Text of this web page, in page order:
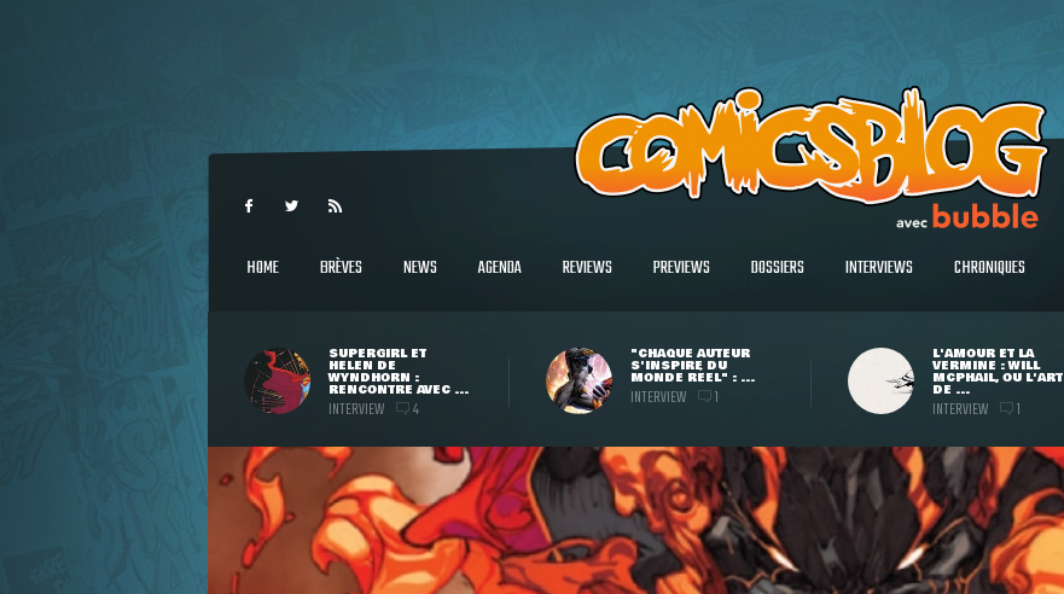
HOME BRÈVES NEWS AGENDA REVIEWS PREVIEWS DOSSIERS INTERVIEWS CHRONIQUES
SUPERGIRL ET
HELEN DE
WYNDHORN :
RENCONTRE AVEC ...
INTERVIEW 4
"CHAQUE AUTEUR
S'INSPIRE DU
MONDE RÉEL" : ...
INTERVIEW 1
L'AMOUR ET LA
VERMINE : WILL
MCPHAIL, OU L'ART
DE ...
INTERVIEW 1